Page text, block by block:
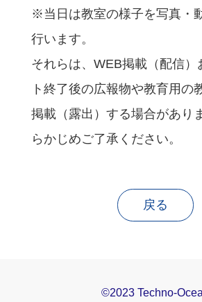
※当日は教室の様子を写真・
行います。
それらは、WEB掲載（配信）
ト終了後の広報物や教育用の
掲載（露出）する場合があり
らかじめご了承ください。
戻る
©2023 Techno-